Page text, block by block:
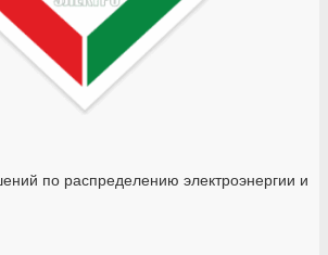
по распределению электроэнергии и